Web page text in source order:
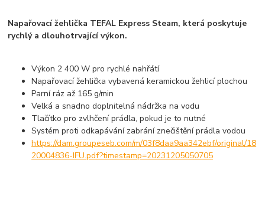
Napařovací žehlička TEFAL Express Steam, která poskytuje
rychlý a dlouhotrvající výkon.
Výkon 2 400 W pro rychlé nahřátí
Napařovací žehlička vybavená keramickou žehlicí plochou
Parní ráz až 165 g/min
Velká a snadno doplnitelná nádržka na vodu
Tlačítko pro zvlhčení prádla, pokud je to nutné
Systém proti odkapávání zabrání znečištění prádla vodou
https://dam.groupeseb.com/m/03f8daa9aa342ebf/original/18
20004836-IFU.pdf?timestamp=20231205050705